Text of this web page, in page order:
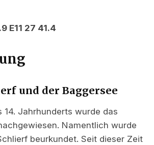
E11 27 41.4
und der Baggersee
14. Jahrhunderts wurde das
Namentlich wurde
beurkundet. Seit dieser Zeit